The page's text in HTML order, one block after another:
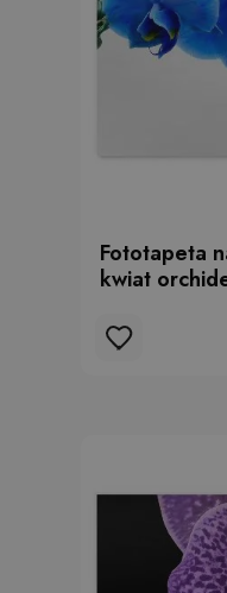
Fototapeta
kwiat